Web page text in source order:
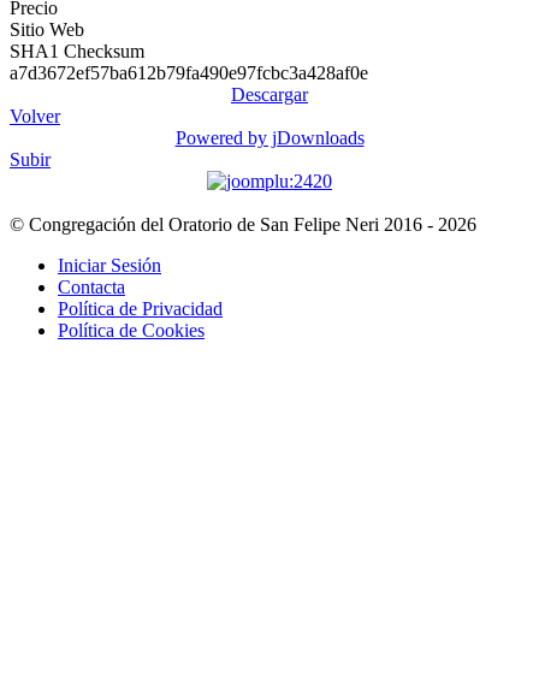
Precio
Sitio Web
SHA1 Checksum
a7d3672ef57ba612b79fa490e97fcbc3a428af0e
Descargar
Volver
Powered by jDownloads
Subir
© Congregación del Oratorio de San Felipe Neri 2016 - 2026
Iniciar Sesión
Contacta
Política de Privacidad
Política de Cookies